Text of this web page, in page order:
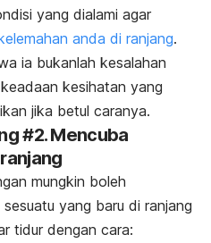
yang dialami agar
anda di ranjang.
ia bukanlah kesalahan
kesihatan yang
jika betul caranya.
#2. Mencuba
mungkin boleh
yang baru di ranjang
tidur dengan cara: